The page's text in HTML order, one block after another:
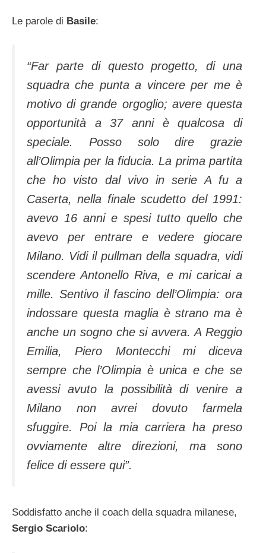
Le parole di Basile:
“Far parte di questo progetto, di una
squadra che punta a vincere per me è
motivo di grande orgoglio; avere questa
opportunità a 37 anni è qualcosa di
speciale. Posso solo dire grazie
all’Olimpia per la fiducia. La prima partita
che ho visto dal vivo in serie A fu a
Caserta, nella finale scudetto del 1991:
avevo 16 anni e spesi tutto quello che
avevo per entrare e vedere giocare
Milano. Vidi il pullman della squadra, vidi
scendere Antonello Riva, e mi caricai a
mille. Sentivo il fascino dell’Olimpia: ora
indossare questa maglia è strano ma è
anche un sogno che si avvera. A Reggio
Emilia, Piero Montecchi mi diceva
sempre che l’Olimpia è unica e che se
avessi avuto la possibilità di venire a
Milano non avrei dovuto farmela
sfuggire. Poi la mia carriera ha preso
ovviamente altre direzioni, ma sono
felice di essere qui”.
Soddisfatto anche il coach della squadra milanese,
Sergio Scariolo: